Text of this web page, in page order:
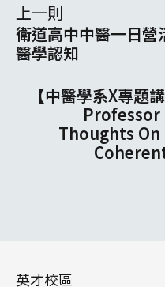
上一則
衛道高中中醫一日
醫學認知
【中醫學系X專
Professor
Thoughts On
英才校區